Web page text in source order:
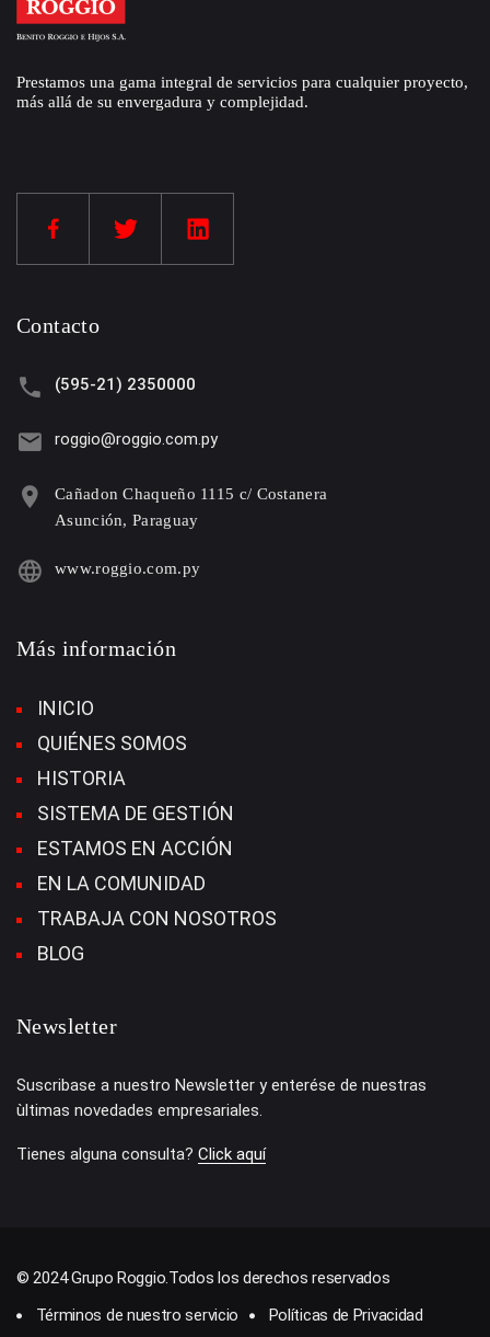
Prestamos una gama integral de servicios para cualquier proyecto,
más allá de su envergadura y complejidad.
Contacto
(595-21) 2350000
roggio@roggio.com.py
Cañadon Chaqueño 1115 c/ Costanera
Asunción, Paraguay
www.roggio.com.py
Más información
INICIO
QUIÉNES SOMOS
HISTORIA
SISTEMA DE GESTIÓN
ESTAMOS EN ACCIÓN
EN LA COMUNIDAD
TRABAJA CON NOSOTROS
BLOG
Newsletter
Suscribase a nuestro Newsletter y enterése de nuestras
ùltimas novedades empresariales.
Tienes alguna consulta? Click aquí
© 2024 Grupo Roggio.Todos los derechos reservados
Términos de nuestro servicio
Políticas de Privacidad